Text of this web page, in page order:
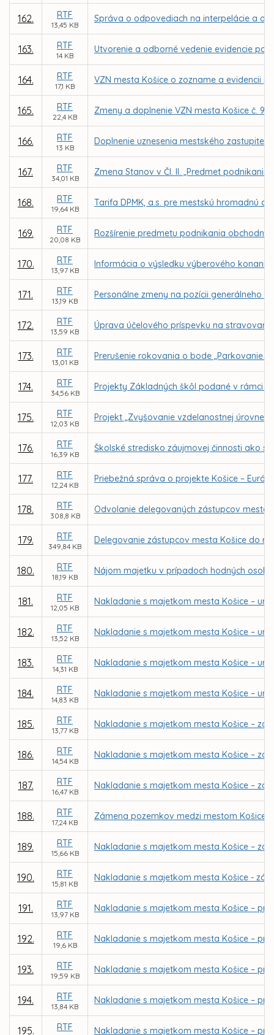
162. RTF
13,45 KB
Správa o odpovediach na interpelácie a
163. RTF
14 KB
Utvorenie a odborné vedenie evidencie
164. RTF
17,1 KB
VZN mesta Košice o zozname a evidencii
165. RTF
22,4 KB
Zmeny a doplnenie VZN mesta Košice č.
166. RTF
13 KB
Doplnenie uznesenia mestského
167. RTF
34,01 KB
Zmena Stanov v Čl. II. „Predmet
168. RTF
19,64 KB
Tarifa DPMK, a.s. pre mestskú hromadnú
169. RTF
20,08 KB
Rozšírenie predmetu podnikania
170. RTF
13,97 KB
Informácia o výsledku výberového
171. RTF
13,19 KB
Personálne zmeny na pozícii generálneho
172. RTF
13,59 KB
Úprava účelového príspevku na
173. RTF
13,01 KB
Prerušenie rokovania o bode „Parkovanie
174. RTF
34,56 KB
Projekty Základných škôl podané v rámci
175. RTF
12,03 KB
Projekt „Zvyšovanie vzdelanostnej úrovne
176. RTF
16,39 KB
Školské stredisko záujmovej činnosti ako
177. RTF
12,24 KB
Priebežná správa o projekte Košice –
178. RTF
308,8 KB
Odvolanie delegovaných zástupcov mesta
179. RTF
349,84 KB
Delegovanie zástupcov mesta Košice do
180. RTF
18,19 KB
Nájom majetku v prípadoch hodných
181. RTF
12,05 KB
Nakladanie s majetkom mesta Košice –
182. RTF
13,52 KB
Nakladanie s majetkom mesta Košice –
183. RTF
14,31 KB
Nakladanie s majetkom mesta Košice –
184. RTF
14,83 KB
Nakladanie s majetkom mesta Košice –
185. RTF
13,77 KB
Nakladanie s majetkom mesta Košice –
186. RTF
14,54 KB
Nakladanie s majetkom mesta Košice –
187. RTF
16,47 KB
Nakladanie s majetkom mesta Košice –
188. RTF
17,24 KB
Zámena pozemkov medzi mestom Košice a
189. RTF
15,66 KB
Nakladanie s majetkom mesta Košice –
190. RTF
15,81 KB
Nakladanie s majetkom mesta Košice -
191. RTF
13,97 KB
Nakladanie s majetkom mesta Košice –
192. RTF
19,6 KB
Nakladanie s majetkom mesta Košice –
193. RTF
19,59 KB
Nakladanie s majetkom mesta Košice –
194. RTF
13,84 KB
Nakladanie s majetkom mesta Košice –
195. RTF Nakladanie s majetkom mesta Košice –